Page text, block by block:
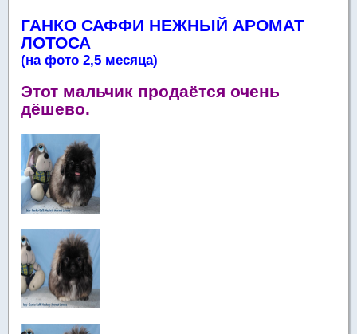
ГАНКО САФФИ НЕЖНЫЙ АРОМАТ
ЛОТОСА
(на фото 2,5 месяца)
Этот мальчик продаётся очень
дёшево.